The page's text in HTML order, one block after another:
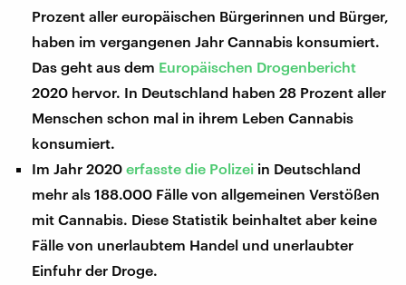
Prozent aller europäischen Bürgerinnen und Bürger,
haben im vergangenen Jahr Cannabis konsumiert.
Das geht aus dem Europäischen Drogenbericht
2020 hervor. In Deutschland haben 28 Prozent aller
Menschen schon mal in ihrem Leben Cannabis
konsumiert.
Im Jahr 2020erfasste die Polizei in Deutschland
mehr als 188.000 Fälle von allgemeinen Verstößen
mit Cannabis. Diese Statistik beinhaltet aber keine
Fälle von unerlaubtem Handel und unerlaubter
Einfuhr der Droge.